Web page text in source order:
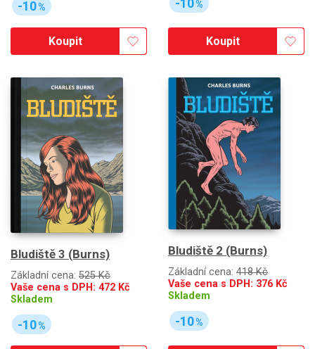
-10%
Koupit
-10%
Koupit
Bludiště 3 (Burns)
Základní cena: 525 Kč
Vaše cena s DPH: 472 Kč
Skladem
-10%
Bludiště 2 (Burns)
Základní cena: 418 Kč
Vaše cena s DPH: 376 Kč
Skladem
-10%